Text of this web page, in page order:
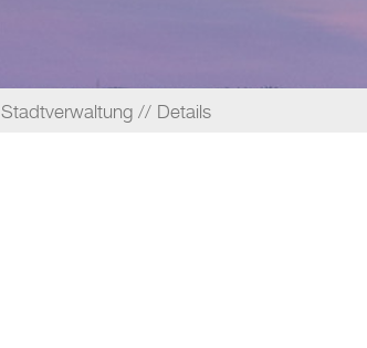
Stadtverwaltung Details